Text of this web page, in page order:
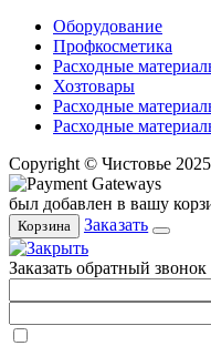
Оборудование
Профкосметика
Расходные
Хозтовары
Расходные
Расходные
Copyright © Чистовье 2025
был добавлен в вашу
Корзина Заказать
Заказать обратный звонок